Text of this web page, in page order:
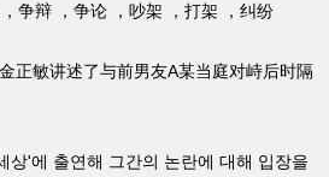
争辩 ，争论 ，吵架 ，打架 ，纠纷
正敏讲述了与前男友A某当庭对峙后时隔
상'에 출연해 그간의 논란에 대해 입장을